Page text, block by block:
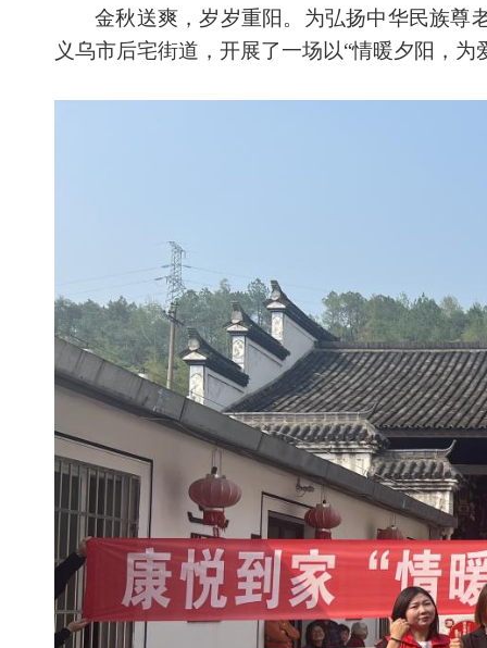
金秋送爽，岁岁重阳。为弘扬中华民族尊
义乌市后宅街道，开展了一场以“情暖夕阳，